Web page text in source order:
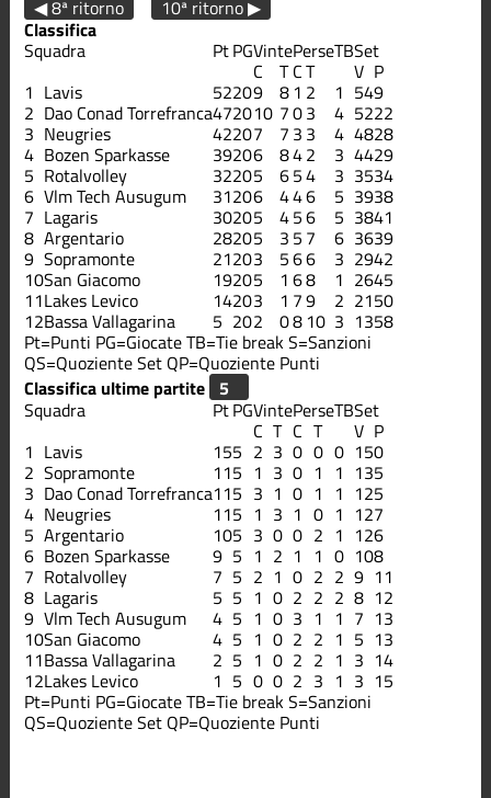
◀ 8ª ritorno
10ª ritorno ▶
Classifica
Squadra PtPGVintePerseTBSet
C TCT V P
1 Lavis 52209 8 1 2 1 549
2 Dao Conad Torrefranca472010 703 4 5222
3 Neugries 42207 7 3 3 4 4828
4 Bozen Sparkasse 39206 842 3 4429
5 Rotalvolley 32205 654 3 3534
6 Vlm Tech Ausugum 31206 446 5 3938
7 Lagaris 30205 456 5 3841
8 Argentario 28205 3 5 7 6 3639
9 Sopramonte 21203 566 3 2942
10San Giacomo 19205 1 68 1 2645
11Lakes Levico 14203 1 79 2 2150
12Bassa Vallagarina 5 202 08 10 3 1358
Pt=Punti PG=GiocateTB=Tie breakS=Sanzioni
QS=Quoziente Set QP=Quoziente Punti
Classifica ultime partite
Squadra
PtPGVintePerseTBSet
C T C T V P
1 Lavis 155 2 3 0 0 0 150
2 Sopramonte 115 1 3 0 1 1 135
3 Dao Conad Torrefranca115 3 1 0 1 1 125
4 Neugries 115 1 3 1 0 1 127
5 Argentario 105 3 0 0 2 1 126
6 Bozen Sparkasse 9 5 1 2 1 1 0 108
7 Rotalvolley 7 5 2 1 0 2 2 9 11
8 Lagaris 5 5 1 0 2 2 2 8 12
9 Vlm Tech Ausugum 4 5 1 0 3 1 1 7 13
10San Giacomo 4 5 1 0 2 2 1 5 13
11Bassa Vallagarina 2 5 1 0 2 2 1 3 14
12Lakes Levico 1 5 0 0 2 3 1 3 15
Pt=Punti PG=GiocateTB=Tie breakS=Sanzioni
QS=Quoziente Set QP=Quoziente Punti